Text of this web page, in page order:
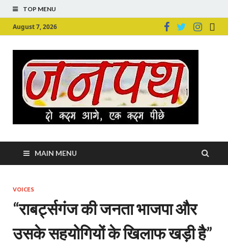
TOP MENU
August 7, 2026
MAIN MENU
VOICES
“राबर्ट्सगंज की जनता भाजपा और
उसके सहयोगियों के खिलाफ खड़ी है”